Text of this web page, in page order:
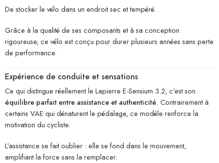
De stocker le vélo dans un endroit sec et tempéré.
Grâce à la qualité de ses composants et à sa conception
rigoureuse, ce vélo est conçu pour durer plusieurs années sans perte
de performance.
Expérience de conduite et sensations
Ce qui distingue réellement le Lapierre E-Sensium 3.2, c’est son
équilibre parfait entre assistance et authenticité. Contrairement à
certains VAE qui dénaturent le pédalage, ce modèle renforce la
motivation du cycliste.
L’assistance se fait oublier : elle se fond dans le mouvement,
amplifiant la force sans la remplacer.